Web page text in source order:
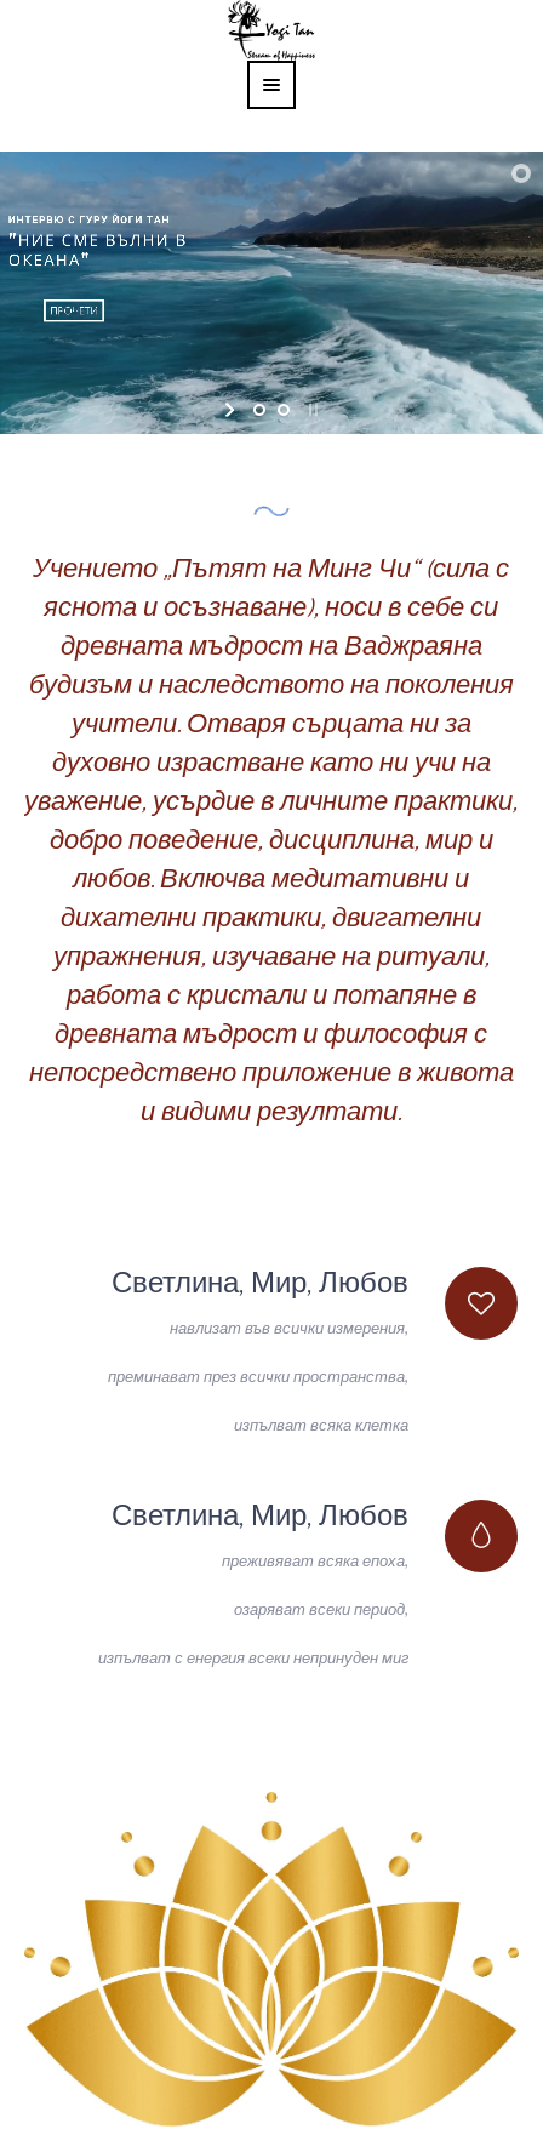
Учението „Пътят на Минг Чи“ (сила с
яснота и осъзнаване), носи в себе си
древната мъдрост на Ваджраяна
будизъм и наследството на поколения
учители. Отваря сърцата ни за
духовно израстване като ни учи на
уважение, усърдие в личните практики,
добро поведение, дисциплина, мир и
любов. Включва медитативни и
дихателни практики, двигателни
упражнения, изучаване на ритуали,
работа с кристали и потапяне в
древната мъдрост и философия с
непосредствено приложение в живота
и видими резултати.
Светлина, Мир, Любов
навлизат във всички измерения,
преминават през всички пространства,
изпълват всяка клетка
Светлина, Мир, Любов
преживяват всяка епоха,
озаряват всеки период,
изпълват с енергия всеки непринуден миг